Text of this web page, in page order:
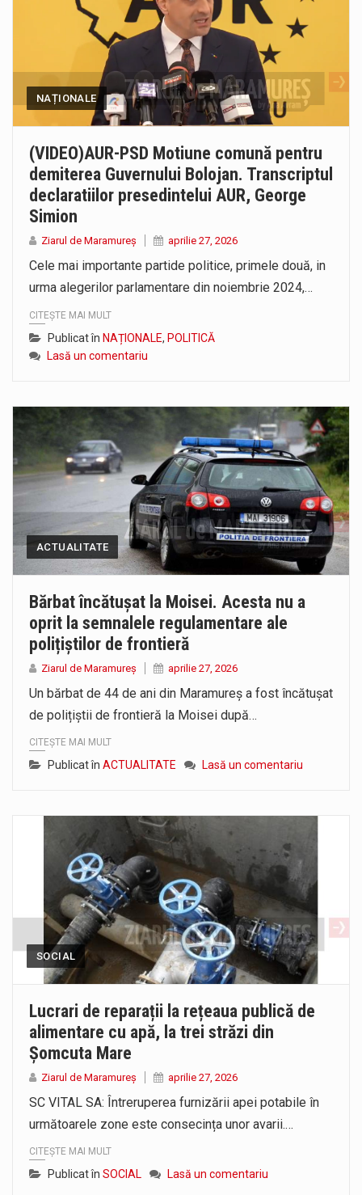
NAȚIONALE
(VIDEO)AUR-PSD Motiune comună pentru
demiterea Guvernului Bolojan. Transcriptul
declaratiilor presedintelui AUR, George
Simion
Ziarul de Maramureș aprilie 27, 2026
Cele mai importante partide politice, primele două, in
urma alegerilor parlamentare din noiembrie 2024,…
CITEȘTE MAI MULT
Publicat în NAȚIONALE, POLITICĂ
Lasă un comentariu
ACTUALITATE
Bărbat încătușat la Moisei. Acesta nu a
oprit la semnalele regulamentare ale
polițiștilor de frontieră
Ziarul de Maramureș aprilie 27, 2026
Un bărbat de 44 de ani din Maramureș a fost încătușat
de polițiștii de frontieră la Moisei după…
CITEȘTE MAI MULT
Publicat în ACTUALITATE Lasă un comentariu
SOCIAL
Lucrari de reparații la rețeaua publică de
alimentare cu apă, la trei străzi din
Șomcuta Mare
Ziarul de Maramureș aprilie 27, 2026
SC VITAL SA: Întreruperea furnizării apei potabile în
următoarele zone este consecința unor avarii.…
CITEȘTE MAI MULT
Publicat în SOCIAL Lasă un comentariu